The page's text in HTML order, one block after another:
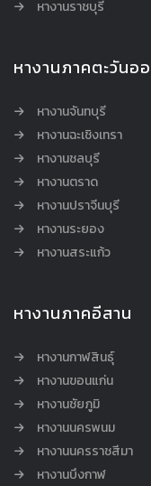
หางานราชบุรี
หางานภาคตะวันอ
หางานจันทบุรี
หางานฉะเชิงเทรา
หางานชลบุรี
หางานตราด
หางานปราจีนบุรี
หางานระยอง
หางานสระแก้ว
หางานภาคอีสาน
หางานกาฬสินธุ์
หางานขอนแก่น
หางานชัยภูมิ
หางานนครพนม
หางานนครราชสีมา
หางานบึงกาฬ